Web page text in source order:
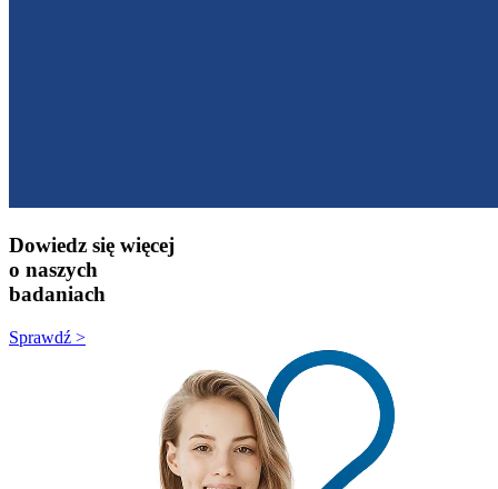
Dowiedz się więcej
o naszych
badaniach
Sprawdź >